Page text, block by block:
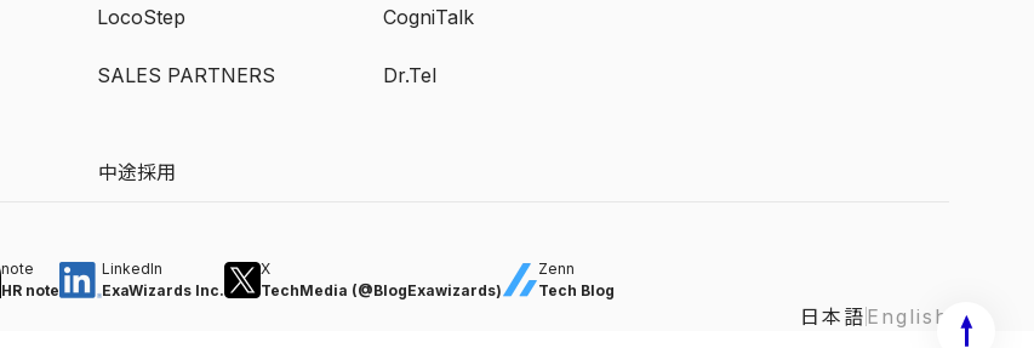
LocoStep CogniTalk
SALES PARTNERS Dr.Tel
中途採用
note
HR note
LinkedIn
ExaWizards Inc.
X
TechMedia (@BlogExawizards)
Zenn
Tech Blog
日本語 English